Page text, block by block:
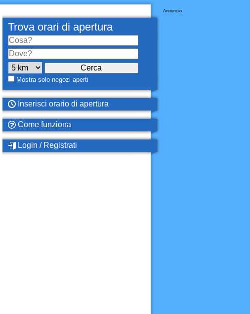
Annuncio
Trova orari di apertura
Mostra solo negozi aperti
Inserisci orario di apertura
Come funziona
Login / Registrati